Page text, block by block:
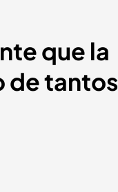
que la
de tantos